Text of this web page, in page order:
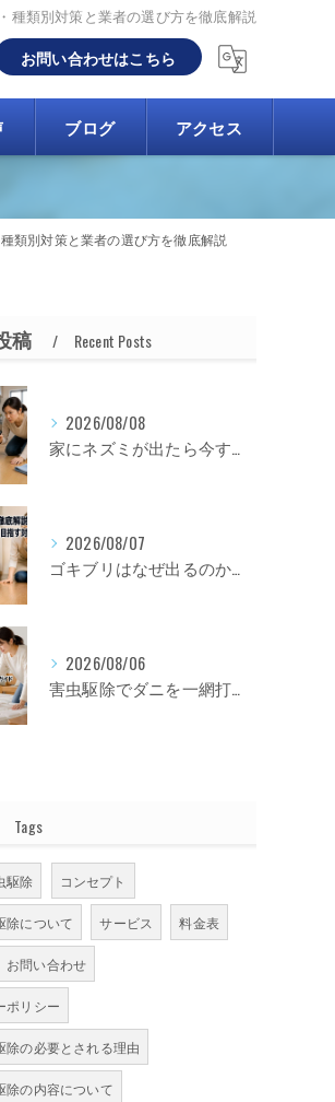
種類別対策と業者の選び方を徹底解説
お問い合わせはこちら
ブログ アクセス
類別対策と業者の選び方を徹底解説
稿 Recent Posts
2026/08/08
家にネズミが出たら今すぐできる対策！見逃せないサインや駆除方法と再発防止を徹底マスター
2026/08/07
ゴキブリはなぜ出るのかを徹底解説！侵入経路や原因を断ち再発ゼロを目指す対策
2026/08/06
害虫駆除でダニを一網打尽に！種類別対策とスプレーやくん煙の実践ガイド
Tags
駆除 コンセプト
除について サービス 料金表
お問い合わせ
ポリシー
除の必要とされる理由
除の内容について